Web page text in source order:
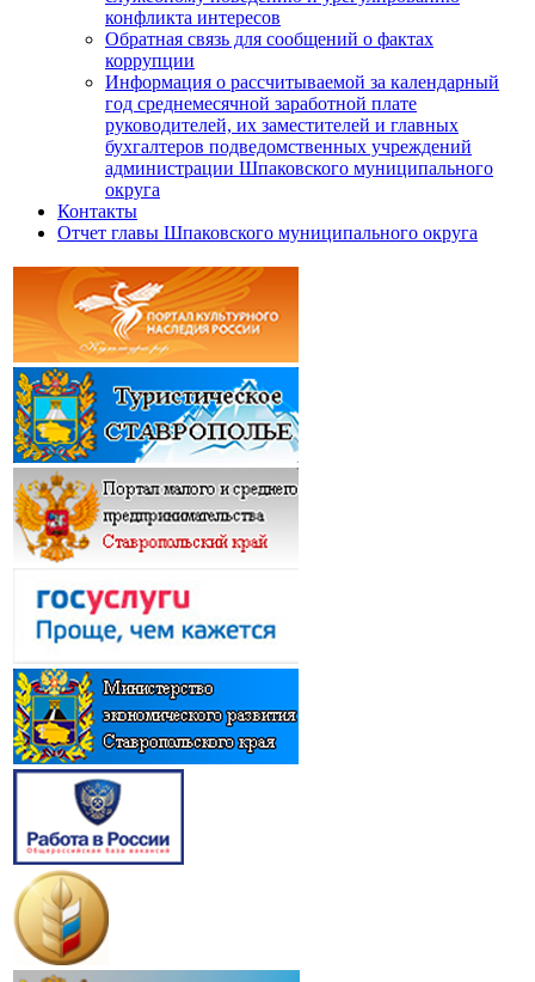
конфликта интересов
Обратная связь для сообщений о фактах
коррупции
Информация о рассчитываемой за календарный
год среднемесячной заработной плате
руководителей, их заместителей и главных
бухгалтеров подведомственных учреждений
администрации Шпаковского муниципального
округа
Контакты
Отчет главы Шпаковского муниципального округа